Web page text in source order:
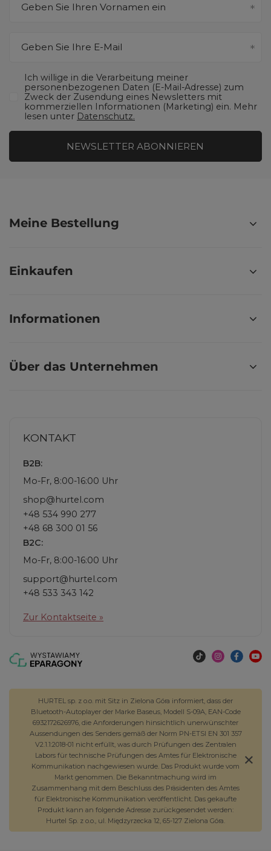
Geben Sie Ihren Vornamen ein
Geben Sie Ihre E-Mail
Ich willige in die Verarbeitung meiner
personenbezogenen Daten (E-Mail-Adresse) zum
Zweck der Zusendung eines Newsletters mit
kommerziellen Informationen (Marketing) ein. Mehr
lesen unter Datenschutz.
NEWSLETTER ABONNIEREN
Meine Bestellung
Einkaufen
Informationen
Über das Unternehmen
KONTAKT
B2B:
Mo-Fr, 8:00-16:00 Uhr
shop@hurtel.com
+48 534 990 277
+48 68 300 01 56
B2C:
Mo-Fr, 8:00-16:00 Uhr
support@hurtel.com
+48 533 343 142
Zur Kontaktseite »
HURTEL sp. z o.o. mit Sitz in Zielona Góra informiert, dass der
Bluetooth-Autoplayer der Marke Baseus, Modell S-09A, EAN-Code
6932172626976, die Anforderungen hinsichtlich unerwünschter
Aussendungen des Senders gemäß der Norm PN-ETSI EN 301 357
V2.1.1:2018-01 nicht erfüllt, was durch Prüfungen des Zentralen
Labors für technische Prüfungen des Amtes für Elektronische
Kommunikation nachgewiesen wurde. Das Produkt wurde vom
Markt genommen. Die Bekanntmachung wird im
Zusammenhang mit dem Beschluss des Präsidenten des Amtes
für Elektronische Kommunikation veröffentlicht. Das gekaufte
Produkt kann an folgende Adresse zurückgesendet werden:
Hurtel Sp. z o.o., ul. Międzyrzecka 12, 65-127 Zielona Góra.